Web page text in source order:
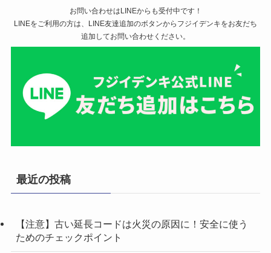
お問い合わせはLINEからも受付中です！
LINEをご利用の方は、LINE友達追加のボタンからフジイデンキをお友だち
追加してお問い合わせください。
最近の投稿
【注意】古い延長コードは火災の原因に！安全に使う
ためのチェックポイント